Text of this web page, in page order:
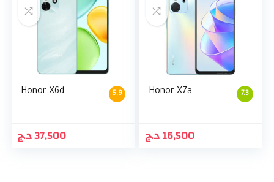
5.9
Honor X6d
37,500د.ج
7.3
Honor X7a
16,500د.ج